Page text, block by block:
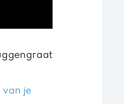
van je